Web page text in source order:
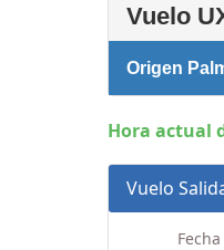
Vuelo
Origen
Hora actual
Vuelo
Fecha